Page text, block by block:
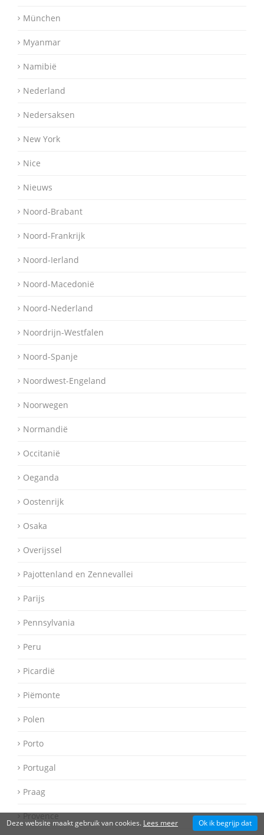
München
Myanmar
Namibië
Nederland
Nedersaksen
New York
Nice
Nieuws
Noord-Brabant
Noord-Frankrijk
Noord-Ierland
Noord-Macedonië
Noord-Nederland
Noordrijn-Westfalen
Noord-Spanje
Noordwest-Engeland
Noorwegen
Normandië
Occitanië
Oeganda
Oostenrijk
Osaka
Overijssel
Pajottenland en Zennevallei
Parijs
Pennsylvania
Peru
Picardië
Piëmonte
Polen
Porto
Portugal
Praag
Provence
Deze website maakt gebruik van cookies. Lees meer Ok ik begrijp dat